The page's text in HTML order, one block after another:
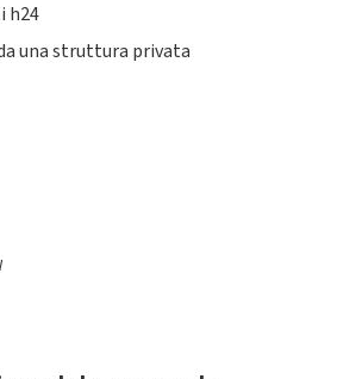
h24
una struttura privata